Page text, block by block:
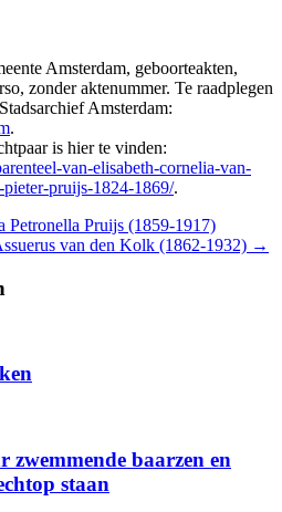
Amsterdam, geboorteakten,
zonder aktenummer. Te raadplegen
Amsterdam:
.
is hier te vinden:
van-elisabeth-cornelia-van-
pruijs-1824-1869/.
Petronella Pruijs (1859-1917)
van den Kolk (1862-1932) →
zwemmende baarzen en
staan